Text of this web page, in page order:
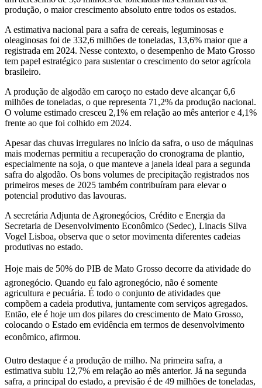
produção, o maior crescimento absoluto entre todos os estados.
A estimativa nacional para a safra de cereais, leguminosas e
oleaginosas foi de 332,6 milhões de toneladas, 13,6% maior que a
registrada em 2024. Nesse contexto, o desempenho de Mato Grosso
tem papel estratégico para sustentar o crescimento do setor agrícola
brasileiro.
A produção de algodão em caroço no estado deve alcançar 6,6
milhões de toneladas, o que representa 71,2% da produção nacional.
O volume estimado cresceu 2,1% em relação ao mês anterior e 4,1%
frente ao que foi colhido em 2024.
Apesar das chuvas irregulares no início da safra, o uso de máquinas
mais modernas permitiu a recuperação do cronograma de plantio,
especialmente na soja, o que manteve a janela ideal para a segunda
safra do algodão. Os bons volumes de precipitação registrados nos
primeiros meses de 2025 também contribuíram para elevar o
potencial produtivo das lavouras.
A secretária Adjunta de Agronegócios, Crédito e Energia da
Secretaria de Desenvolvimento Econômico (Sedec), Linacis Silva
Vogel Lisboa, observa que o setor movimenta diferentes cadeias
produtivas no estado.
Hoje mais de 50% do PIB de Mato Grosso decorre da atividade do
agronegócio. Quando eu falo agronegócio, não é somente
agricultura e pecuária. É todo o conjunto de atividades que
compõem a cadeia produtiva, juntamente com serviços agregados.
Então, ele é hoje um dos pilares do crescimento de Mato Grosso,
colocando o Estado em evidência em termos de desenvolvimento
econômico, afirmou.
Outro destaque é a produção de milho. Na primeira safra, a
estimativa subiu 12,7% em relação ao mês anterior. Já na segunda
safra, a principal do estado, a previsão é de 49 milhões de toneladas,